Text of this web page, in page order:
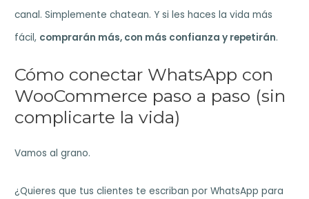
canal. Simplemente chatean. Y si les haces la vida más
fácil, comprarán más, con más confianza y repetirán.
Cómo conectar WhatsApp con
WooCommerce paso a paso (sin
complicarte la vida)
Vamos al grano.
¿Quieres que tus clientes te escriban por WhatsApp para